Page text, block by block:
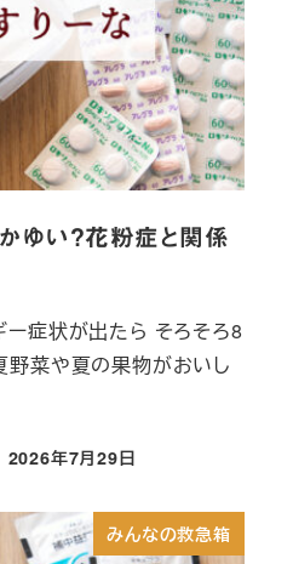
ゆい？花粉症と関係
ー症状が出たら そろそろ8
野菜や夏の果物がおいし
投稿日
2026年7月29日
みんなの救急箱